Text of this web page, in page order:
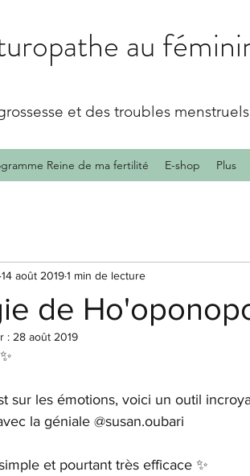
au
et des troubles
Reine de ma fertilité E-shop Plus
de
14 août 20191 min de lecture
: 28 août 2019
sur les émotions, voici un outil
la géniale @susan.oubari
et pourtant très efficace ✨